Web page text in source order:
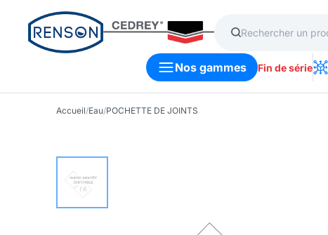
Nos gammes Fin de série
Accueil/Eau/POCHETTE DE JOINTS